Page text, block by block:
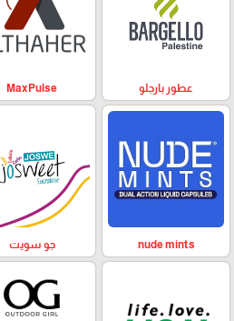
عطور بارجلو MaxPulse
nude mints جو سويت